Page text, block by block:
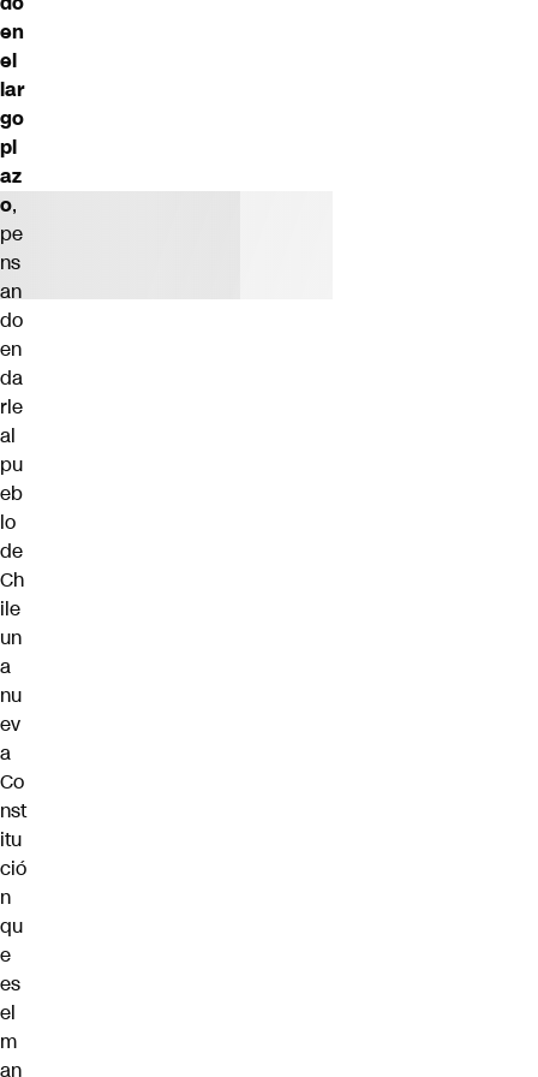
en
el
lar
go
pl
az
o,
pe
ns
an
do
en
da
rle
al
pu
eb
lo
de
Ch
ile
un
a
nu
ev
a
Co
nst
itu
ció
n
qu
e
es
el
m
an